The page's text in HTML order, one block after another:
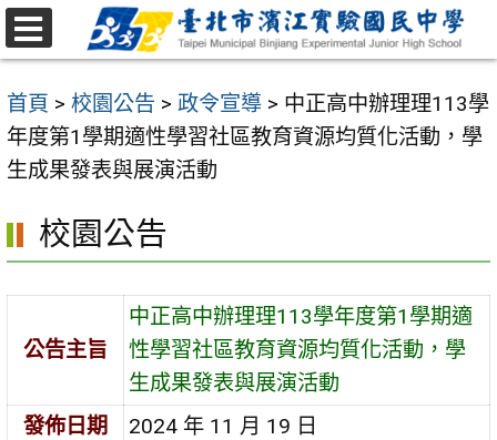
跳
至
要
內
容
首頁 > 校園公告 > 政令宣導 > 中正高中辦理理113學
年度第1學期適性學習社區教育資源均質化活動，學
生成果發表與展演活動
校園公告
公告主旨
中正高中辦理理113學年度第1學期適
性學習社區教育資源均質化活動，學
生成果發表與展演活動
發佈日期
2024 年 11 月 19 日
選
單